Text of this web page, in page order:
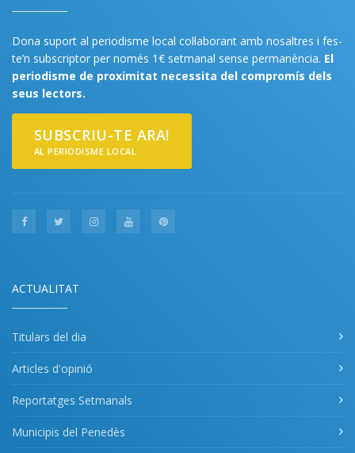
Dona suport al periodisme local col·laborant amb nosaltres i fes-
te’n subscriptor per només 1€ setmanal sense permanència. El
periodisme de proximitat necessita del compromís dels
seus lectors.
SUBSCRIU-TE ARA!
AL PERIODISME LOCAL
ACTUALITAT
Titulars del dia
Articles d'opinió
Reportatges Setmanals
Municipis del Penedès